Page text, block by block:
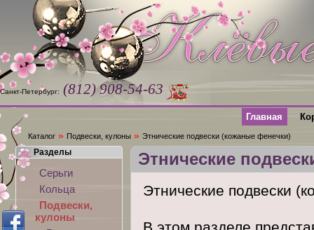
Санкт-Петербург: (812) 908-54-63
Главная
Каталог » Подвески, кулоны » Этнические подвески (кожаные фенечки)
Этнические
Этнические подвески
Разделы
Серьги
Кольца
Подвески,
кулоны